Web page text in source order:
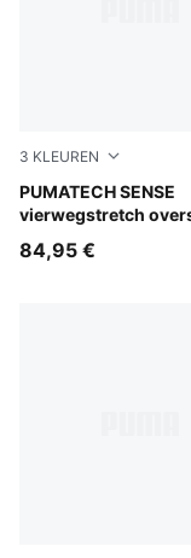
3 KLEUREN
PUMATECH SENSE
vierwegstretch
Puma Black
84,95 €